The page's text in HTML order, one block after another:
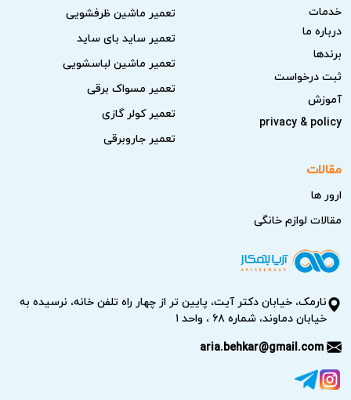
خدمات
درباره ما
برندها
ثبت درخواست
آموزش
privacy & policy
تعمیر ماشین ظرفشویی
تعمیر ساید بای ساید
تعمیر ماشین لباسشویی
تعمیر مسواک برقی
تعمیر کولر گازی
تعمیر جاروبرقی
مقالات
ارور ها
مقالات لوازم خانگی
نارمک، خیابان دکتر آیت، پایین تر از چهار راه تلفن خانه، نرسیده به
خیابان دماوند، شماره ۶۸ ، واحد ۱
aria.behkar@gmail.com